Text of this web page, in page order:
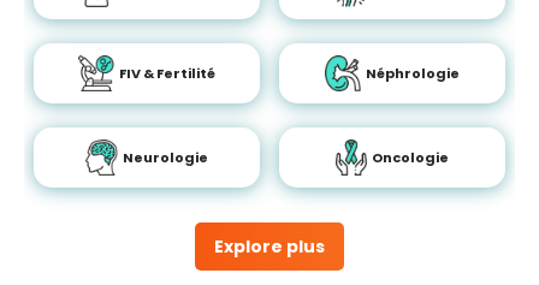
Explore plus
FIV & Fertilité Néphrologie
Neurologie Oncologie